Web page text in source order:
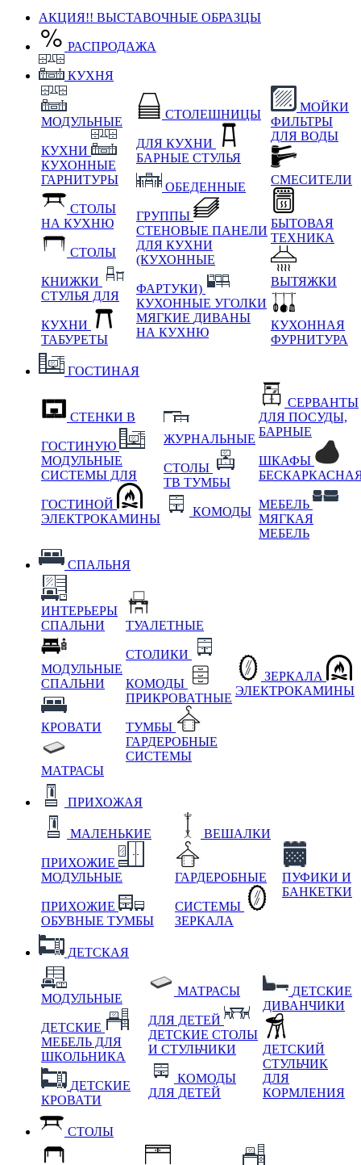
АКЦИЯ!! ВЫСТАВОЧНЫЕ ОБРАЗЦЫ
РАСПРОДАЖА
КУХНЯ
МОДУЛЬНЫЕ
КУХНИ
КУХОННЫЕ
ГАРНИТУРЫ
СТОЛЫ
НА КУХНЮ
СТОЛЫ
КНИЖКИ
СТУЛЬЯ ДЛЯ
КУХНИ
ТАБУРЕТЫ
СТОЛЕШНИЦЫ
ДЛЯ КУХНИ
БАРНЫЕ СТУЛЬЯ
ОБЕДЕННЫЕ
ГРУППЫ
СТЕНОВЫЕ ПАНЕЛИ
ДЛЯ КУХНИ
(КУХОННЫЕ
ФАРТУКИ)
КУХОННЫЕ УГОЛКИ
МЯГКИЕ ДИВАНЫ
НА КУХНЮ
МОЙКИ
ФИЛЬТРЫ
ДЛЯ ВОДЫ
СМЕСИТЕЛИ
БЫТОВАЯ
ТЕХНИКА
ВЫТЯЖКИ
КУХОННАЯ
ФУРНИТУРА
ГОСТИНАЯ
СТЕНКИ В
ГОСТИНУЮ
МОДУЛЬНЫЕ
СИСТЕМЫ ДЛЯ
ГОСТИНОЙ
ЭЛЕКТРОКАМИНЫ
ЖУРНАЛЬНЫЕ
СТОЛЫ
ТВ ТУМБЫ
КОМОДЫ
СЕРВАНТЫ
ДЛЯ ПОСУДЫ,
БАРНЫЕ
ШКАФЫ
МЕБЕЛЬ
МЯГКАЯ
МЕБЕЛЬ
СПАЛЬНЯ
ИНТЕРЬЕРЫ
СПАЛЬНИ
МОДУЛЬНЫЕ
СПАЛЬНИ
КРОВАТИ
МАТРАСЫ
ТУАЛЕТНЫЕ
СТОЛИКИ
КОМОДЫ
ПРИКРОВАТНЫЕ
ТУМБЫ
ГАРДЕРОБНЫЕ
СИСТЕМЫ
ЗЕРКАЛА
ЭЛЕКТРОКАМИНЫ
ПРИХОЖАЯ
МАЛЕНЬКИЕ
ПРИХОЖИЕ
МОДУЛЬНЫЕ
ПРИХОЖИЕ
ОБУВНЫЕ ТУМБЫ
ВЕШАЛКИ
ГАРДЕРОБНЫЕ
СИСТЕМЫ
ЗЕРКАЛА
ПУФИКИ И
БАНКЕТКИ
ДЕТСКАЯ
МОДУЛЬНЫЕ
ДЕТСКИЕ
МЕБЕЛЬ ДЛЯ
ШКОЛЬНИКА
ДЕТСКИЕ
КРОВАТИ
МАТРАСЫ
ДЛЯ ДЕТЕЙ
ДЕТСКИЕ СТОЛЫ
И СТУЛЬЧИКИ
КОМОДЫ
ДЛЯ ДЕТЕЙ
ДЕТСКИЕ
ДИВАНЧИКИ
ДЕТСКИЙ
СТУЛЬЧИК
ДЛЯ
КОРМЛЕНИЯ
СТОЛЫ